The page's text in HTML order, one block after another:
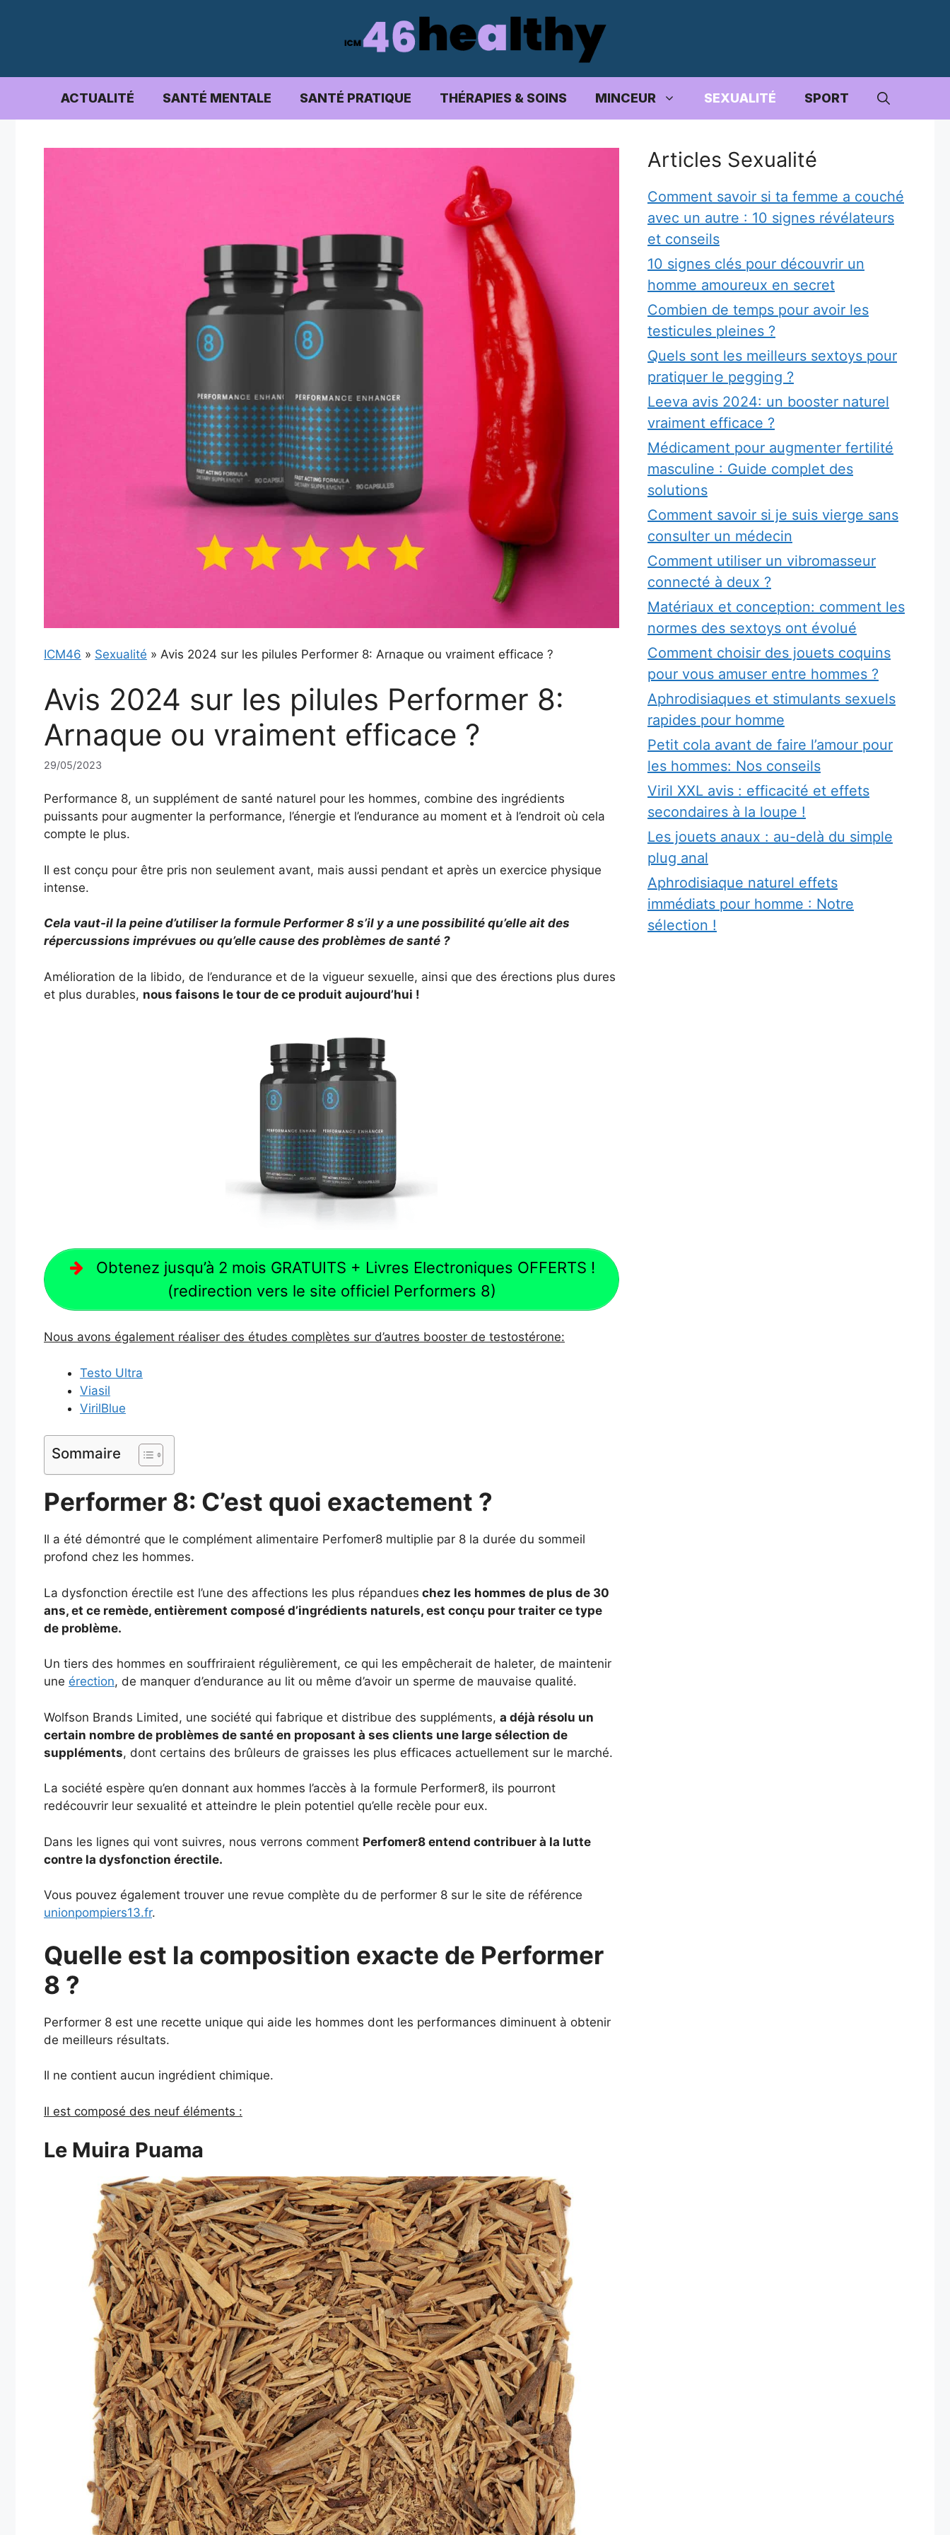
ACTUALITÉ SANTÉ MENTALE SANTÉ PRATIQUE THÉRAPIES & SOINS MINCEUR SEXUALITÉ SPORT
ICM46 » Sexualité » Avis 2024 sur les pilules Performer 8: Arnaque ou vraiment efficace ?
Avis 2024 sur les pilules Performer 8:
Arnaque ou vraiment efficace ?
29/05/2023
Performance 8, un supplément de santé naturel pour les hommes, combine des ingrédients
puissants pour augmenter la performance, l’énergie et l’endurance au moment et à l’endroit où cela
compte le plus.
Il est conçu pour être pris non seulement avant, mais aussi pendant et après un exercice physique
intense.
Cela vaut-il la peine d’utiliser la formule Performer 8 s’il y a une possibilité qu’elle ait des
répercussions imprévues ou qu’elle cause des problèmes de santé ?
Amélioration de la libido, de l’endurance et de la vigueur sexuelle, ainsi que des érections plus dures
et plus durables, nous faisons le tour de ce produit aujourd’hui !
Obtenez jusqu’à 2 mois GRATUITS + Livres Electroniques OFFERTS !
(redirection vers le site officiel Performers 8)
Nous avons également réaliser des études complètes sur d’autres booster de testostérone:
Testo Ultra
Viasil
VirilBlue
Sommaire
Performer 8: C’est quoi exactement ?
Il a été démontré que le complément alimentaire Perfomer8 multiplie par 8 la durée du sommeil
profond chez les hommes.
La dysfonction érectile est l’une des affections les plus répandues chez les hommes de plus de 30
ans, et ce remède, entièrement composé d’ingrédients naturels, est conçu pour traiter ce type
de problème.
Un tiers des hommes en souffriraient régulièrement, ce qui les empêcherait de haleter, de maintenir
une érection, de manquer d’endurance au lit ou même d’avoir un sperme de mauvaise qualité.
Wolfson Brands Limited, une société qui fabrique et distribue des suppléments, a déjà résolu un
certain nombre de problèmes de santé en proposant à ses clients une large sélection de
suppléments, dont certains des brûleurs de graisses les plus efficaces actuellement sur le marché.
La société espère qu’en donnant aux hommes l’accès à la formule Performer8, ils pourront
redécouvrir leur sexualité et atteindre le plein potentiel qu’elle recèle pour eux.
Dans les lignes qui vont suivres, nous verrons comment Perfomer8 entend contribuer à la lutte
contre la dysfonction érectile.
Vous pouvez également trouver une revue complète du de performer 8 sur le site de référence
unionpompiers13.fr.
Quelle est la composition exacte de Performer
8 ?
Performer 8 est une recette unique qui aide les hommes dont les performances diminuent à obtenir
de meilleurs résultats.
Il ne contient aucun ingrédient chimique.
Il est composé des neuf éléments :
Le Muira Puama
Articles Sexualité
Comment savoir si ta femme a couché
avec un autre : 10 signes révélateurs
et conseils
10 signes clés pour découvrir un
homme amoureux en secret
Combien de temps pour avoir les
testicules pleines ?
Quels sont les meilleurs sextoys pour
pratiquer le pegging ?
Leeva avis 2024: un booster naturel
vraiment efficace ?
Médicament pour augmenter fertilité
masculine : Guide complet des
solutions
Comment savoir si je suis vierge sans
consulter un médecin
Comment utiliser un vibromasseur
connecté à deux ?
Matériaux et conception: comment les
normes des sextoys ont évolué
Comment choisir des jouets coquins
pour vous amuser entre hommes ?
Aphrodisiaques et stimulants sexuels
rapides pour homme
Petit cola avant de faire l’amour pour
les hommes: Nos conseils
Viril XXL avis : efficacité et effets
secondaires à la loupe !
Les jouets anaux : au-delà du simple
plug anal
Aphrodisiaque naturel effets
immédiats pour homme : Notre
sélection !